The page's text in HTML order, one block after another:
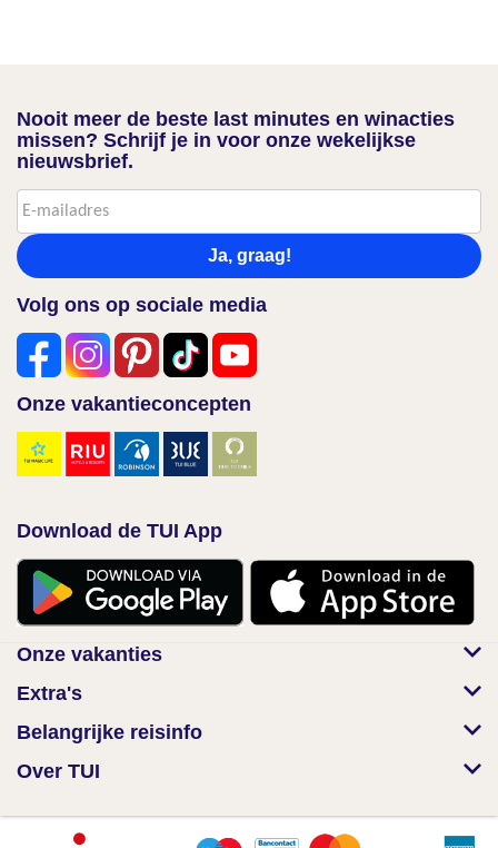
Nooit meer de beste last minutes en winacties
missen? Schrijf je in voor onze wekelijkse
nieuwsbrief.
Ja, graag!
Volg ons op sociale media
Onze vakantieconcepten
Download de TUI App
Onze vakanties
Extra's
Belangrijke reisinfo
Over TUI